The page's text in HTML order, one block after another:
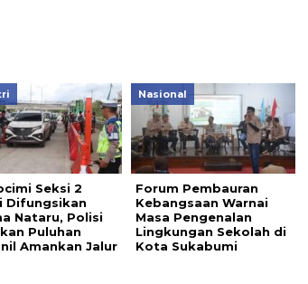
Seksi 2
Difungsikan
Nataru, Polisi
Puluhan
Amankan Jalur
Nasional
Forum Pembauran
Kebangsaan Warnai
Masa Pengenalan
Lingkungan Sekolah di
Kota Sukabumi